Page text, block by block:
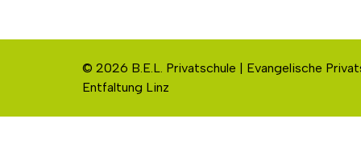
© 2026 B.E.L. Privatschule | Evangelische
Entfaltung Linz